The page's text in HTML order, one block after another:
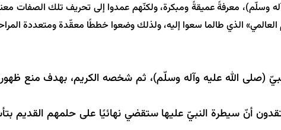
وسلّم)، معرفةً عميقةً ومبكرة، ولكنّهم عمدوا إلى تحريف تلك الصفات
الذي طالما سعوا إليه، ولذلك وضعوا خططًا معقّدة ومتعددة
(صلی الله علیه وآله وسلّم)، ثم شخصه الكريم، بهدف منع
أنّ سيطرة النبيّ عليها ستقضي نهائيًا على حلمهم القديم